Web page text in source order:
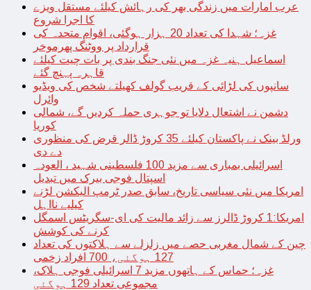
عرب امارات میں زندگی بھر کی رہائش کیلئے مستقل ویزے
کا اجرا شروع
غزہ؛ شہدا کی تعداد 20 ہزار ہوگئی، اقوام متحدہ کی
قرارداد پر ووٹنگ پھرموخر
اسماعیل ہنیہ غزہ میں نئی جنگ بندی پر بات چیت کیلئے
قاہرہ پہنچ گئے
سانپوں کی لڑائی کے قریب گولف کھیلتے شخص کی ویڈیو
وائرل
دشمن نے اشتعال دلایا تو جوہری حملہ کردیں گے، شمالی
کوریا
ورلڈ بینک نے پاکستان کیلئے 35 کروڑ ڈالر قرض کی منظوری
دے دی
اسرائیلی بمباری سے مزید 100 فلسطینی شہید ، العودہ
اسپتال فوجی بیرک میں تبدیل
امریکا میں نئی سیاسی تاریخ، سابق صدر ٹرمپ الیکشن لڑنے
کیلیے نااہل
امریکا:1 کروڑ ڈالرز سے زائد مالیت کی ای-سگریٹس اسمگل
کرنے کی کوشش
چین کے شمال مغربی حصے میں زلزلے سے ہلاکتوں کی تعداد
127 ہوگئی، 700 افراد زخمی
غزہ؛ حماس کے ہاتھوں مزید 7 اسرائیلی فوجی ہلاک،
مجموعی تعداد 129 ہوگئی